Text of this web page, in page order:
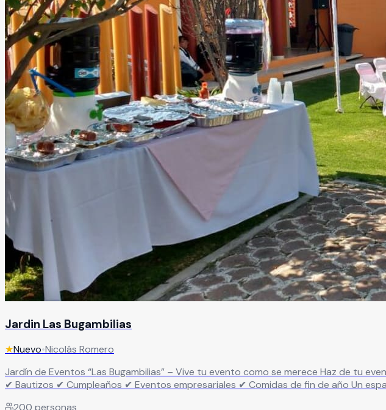
Jardin Las Bugambilias
★Nuevo•Nicolás Romero
Jardín de Eventos “Las Bugambilias” – Vive tu evento como se merece Haz de tu evento algo inolvidable… no solo una fiesta más. Renta nuestro jardín ideal para: ✔ XV años ✔ Bodas
✔ Bautizos ✔ Cumpleaños ✔ Eventos empresariales ✔ Comidas de fin de año Un espacio pensado para disfrutar, convivir y celebrar sin preocupaciones ¿Qué te ofrecemos? ✔